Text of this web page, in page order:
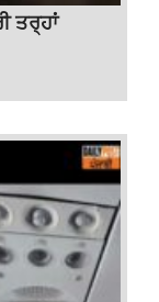
ਤਰ੍ਹਾਂ